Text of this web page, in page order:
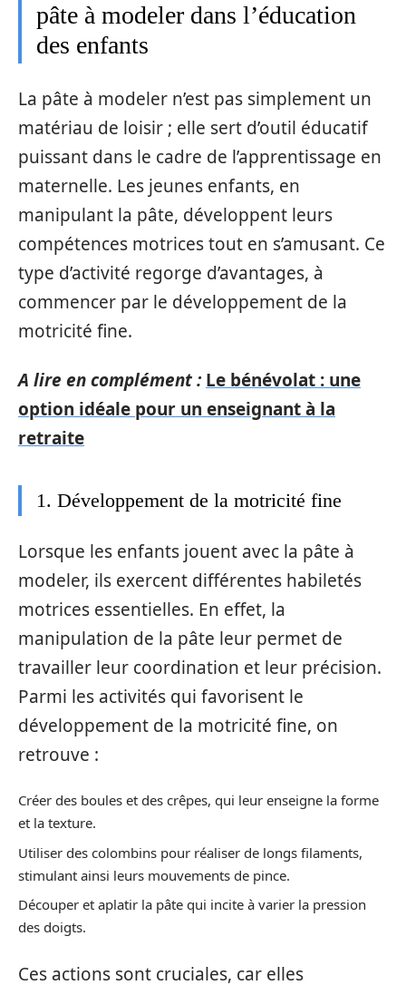
pâte à modeler dans l’éducation
des enfants
La pâte à modeler n’est pas simplement un
matériau de loisir ; elle sert d’outil éducatif
puissant dans le cadre de l’apprentissage en
maternelle. Les jeunes enfants, en
manipulant la pâte, développent leurs
compétences motrices tout en s’amusant. Ce
type d’activité regorge d’avantages, à
commencer par le développement de la
motricité fine.
A lire en complément : Le bénévolat : une
option idéale pour un enseignant à la
retraite
1. Développement de la motricité fine
Lorsque les enfants jouent avec la pâte à
modeler, ils exercent différentes habiletés
motrices essentielles. En effet, la
manipulation de la pâte leur permet de
travailler leur coordination et leur précision.
Parmi les activités qui favorisent le
développement de la motricité fine, on
retrouve :
Créer des boules et des crêpes, qui leur enseigne la forme
et la texture.
Utiliser des colombins pour réaliser de longs filaments,
stimulant ainsi leurs mouvements de pince.
Découper et aplatir la pâte qui incite à varier la pression
des doigts.
Ces actions sont cruciales, car elles